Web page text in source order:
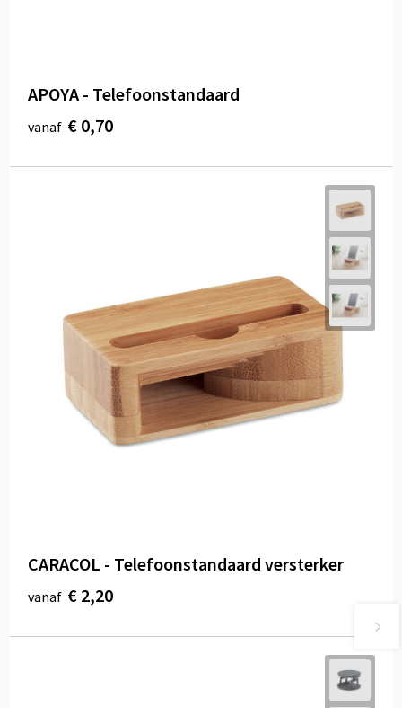
APOYA - Telefoonstandaard
vanaf € 0,70
CARACOL - Telefoonstandaard versterker
vanaf € 2,20